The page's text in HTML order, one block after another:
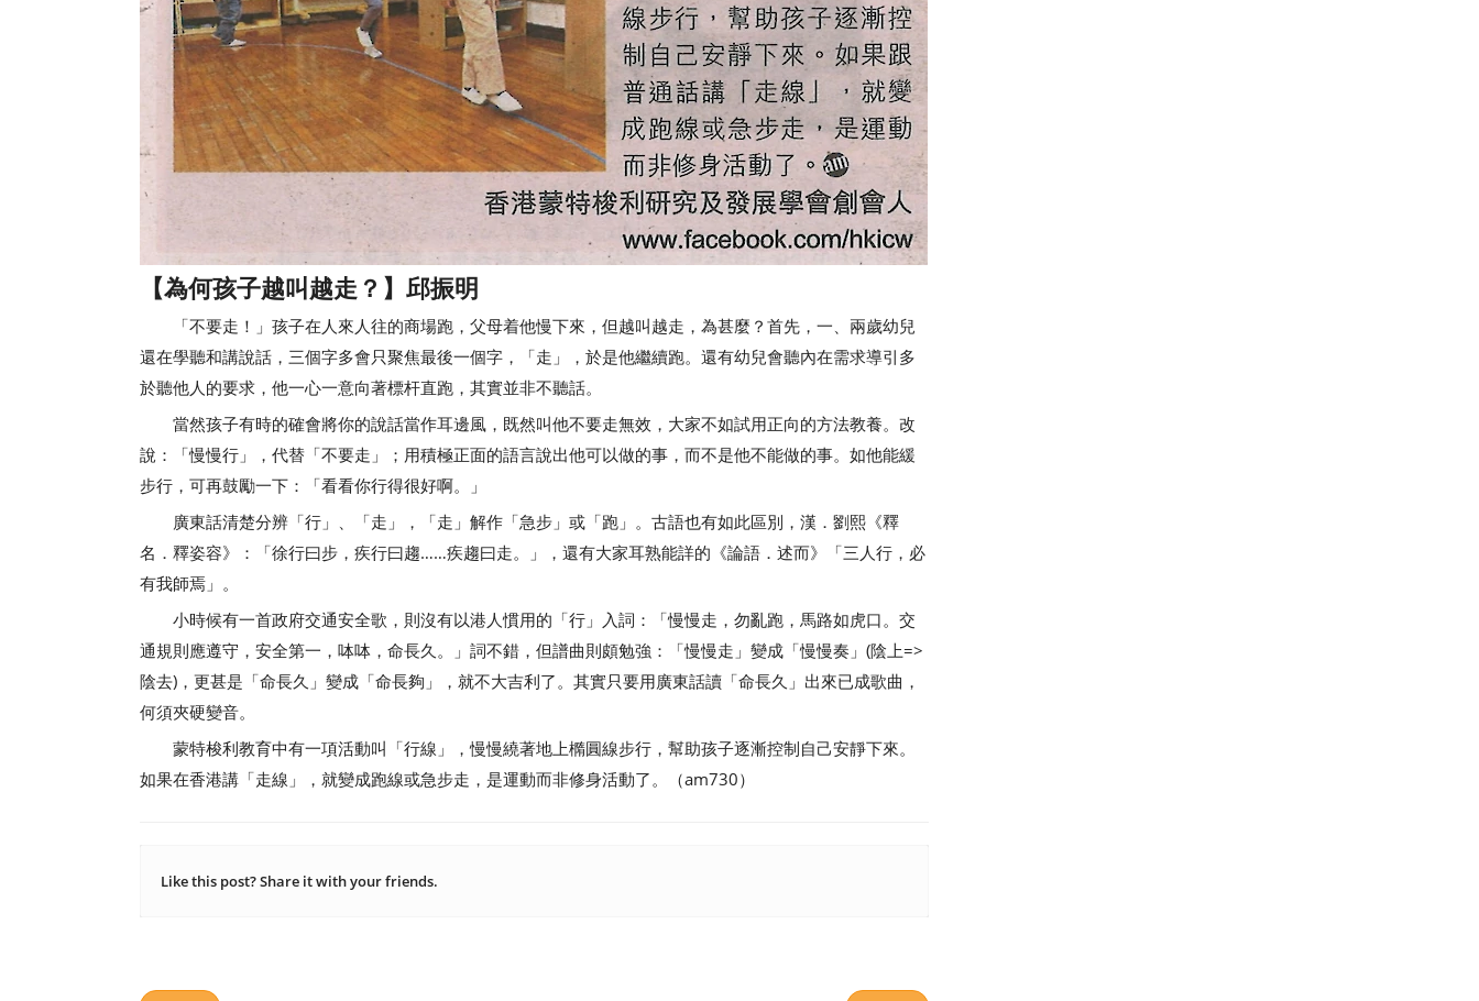
【為何孩子越叫越走？ 】邱振明
「不要走！」孩子在人來人往的商場跑，父母着他慢下來，但越叫越走，為甚麼？首先，一、兩歲幼兒
還在學聽和講說話，三個字多會只聚焦最後一個字，「走」，於是他繼續跑。還有幼兒會聽內在需求導引多
於聽他人的要求，他一心一意向著標杆直跑，其實並非不聽話。
當然孩子有時的確會將你的說話當作耳邊風，既然叫他不要走無效，大家不如試用正向的方法教養。改
說：「慢慢行」，代替「不要走」；用積極正面的語言說出他可以做的事，而不是他不能做的事。如他能緩
步行，可再鼓勵一下：「看看你行得很好啊。」
廣東話清楚分辨「行」、「走」，「走」解作「急步」或「跑」。古語也有如此區別，漢．劉熙《釋
名．釋姿容》：「徐行曰步，疾行曰趨……疾趨曰走。」，還有大家耳熟能詳的《論語．述而》「三人行，必
有我師焉」。
小時候有一首政府交通安全歌，則沒有以港人慣用的「行」入詞：「慢慢走，勿亂跑，馬路如虎口。交
通規則應遵守，安全第一，呠呠，命長久。」詞不錯，但譜曲則頗勉強：「慢慢走」變成「慢慢奏」(陰上=>
陰去)，更甚是「命長久」變成「命長夠」，就不大吉利了。其實只要用廣東話讀「命長久」出來已成歌曲，
何須夾硬變音。
蒙特梭利教育中有一項活動叫「行線」，慢慢繞著地上橢圓線步行，幫助孩子逐漸控制自己安靜下來。
如果在香港講「走線」，就變成跑線或急步走，是運動而非修身活動了。（am730）
Like this post? Share it with your friends.